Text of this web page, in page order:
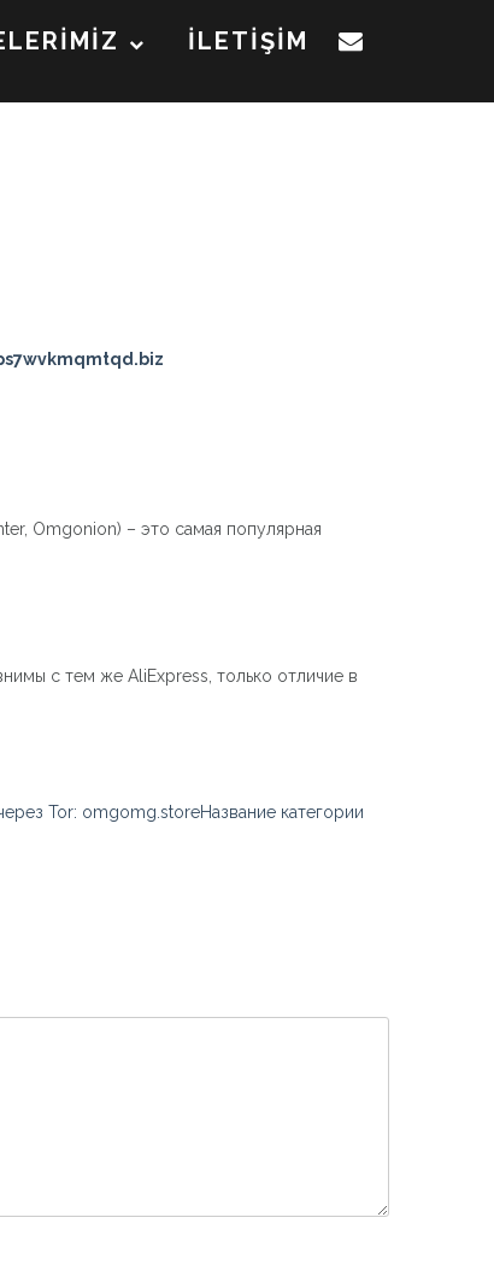
İLETİŞİM
Omgonion) – это самая популярная
с тем же AliExpress, только отличие в
Tor: omgomg.storeНазвание категории